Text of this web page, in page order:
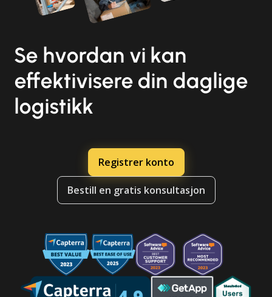
Se hvordan vi kan
effektivisere din daglige
logistikk
Registrer konto
Bestill en gratis konsultasjon